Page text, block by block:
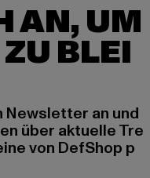
AN, UM
BLEI
Newsletter an und
über aktuelle Tre
von DefShop p